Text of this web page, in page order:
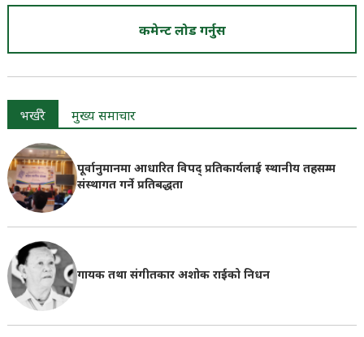
कमेन्ट लोड गर्नुस
भर्खरै मुख्य समाचार
पूर्वानुमानमा आधारित विपद् प्रतिकार्यलाई स्थानीय तहसम्म
संस्थागत गर्ने प्रतिबद्धता
गायक तथा संगीतकार अशोक राईको निधन